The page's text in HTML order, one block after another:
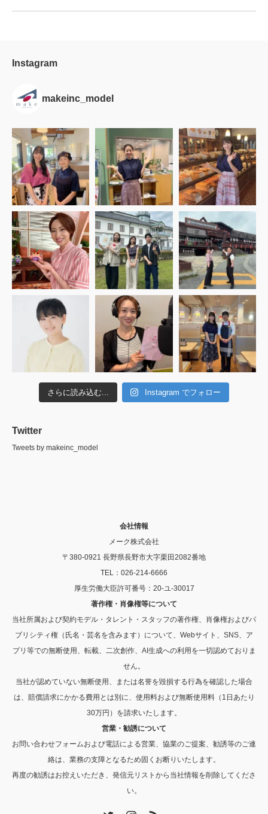
Instagram
makeinc_model
さらに読み込む... Instagram でフォロー
Twitter
Tweets by makeinc_model
会社情報
メーク株式会社
〒380-0921 長野県長野市大字栗田2082番地
TEL：026-214-6666
厚生労働大臣許可番号：20-ユ-30017
著作権・肖像権等について
当社所属および契約モデル・タレント・スタッフの著作権、肖像権およびパ
ブリシティ権（氏名・芸名を含みます）について、Webサイト、SNS、ア
プリ等での無断使用、転載、二次創作、AI生成への利用を一切認めておりま
せん。
当社が認めていない無断使用、または名誉を毀損する行為を確認した場合
は、賠償請求にかかる費用とは別に、使用料および無断使用料（1日あたり
30万円）を請求いたします。
営業・勧誘について
お問い合わせフォームおよび電話による営業、協業のご提案、勧誘等のご連
絡は、業務の支障となるため固くお断りいたします。
再度の勧誘はお控えいただき、発信元リストから当社情報を削除してくださ
い。